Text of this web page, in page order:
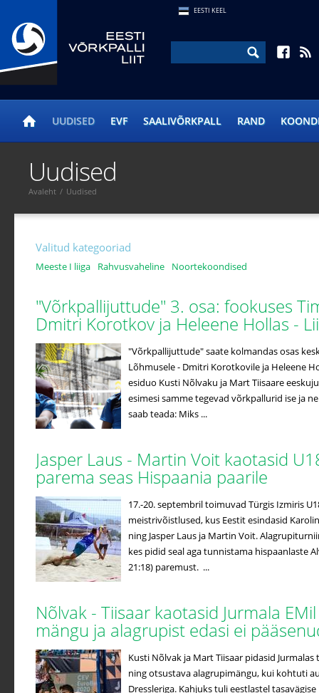
EESTI KEEL
UUDISED EVF SAALIVÕRKPALL RAND
Valitud kategooriad
Meeste I liiga Rahvusvaheline Noortekoondised
"Võrkpallijuttude" 3. osa: fookuses
Dmitri Korotkov ja Heleene Hollas -
"Võrkpallijuttude" saate kolmandas osas
Lõhmusele - Dmitri Korotkovile ja Heleene
esiduo Kusti Nõlvaku ja Mart Tiisaare
esimesi samme tegevad võrkpallurid ise ja
saab teada: Miks ...
Jasper Laus - Martin Voit kaotasid
parema seas Hispaania paarile
17.-20. septembril toimuvad Türgis Izmiris
meistrivõistlused, kus Eestit esindasid
ning Jasper Laus ja Martin Voit.
kes pidid seal aga tunnistama hispaanlaste
21:18) paremust. ...
Nõlvak - Tiisaar kaotasid Jurmala
mängu ja alagrupist edasi ei
Kusti Nõlvak ja Mart Tiisaar pidasid
ning otsustava alagrupimängu, kui kohtuti
Dressleriga. Kahjuks tuli eestlastel
Uudised
Avaleht / Uudised